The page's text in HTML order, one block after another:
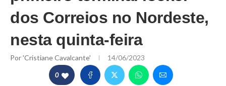
dos Correios no Nordeste,
nesta quinta-feira
Por'Cristiane Cavalcante' 14/06/2023
0